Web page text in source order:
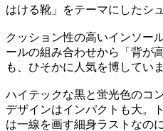
はける靴」をテーマにしたシ
クッション性の高いインソー
ールの組み合わせから「背が
も、ひそかに人気を博していま
ハイテックな黒と蛍光色のコ
デザインはインパクトも大。
は一線を画す細身ラストなの